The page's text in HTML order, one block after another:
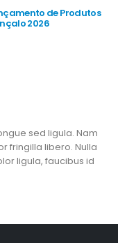
de Produtos
2026
sed ligula. Nam
fringilla libero. Nulla
ligula, faucibus id